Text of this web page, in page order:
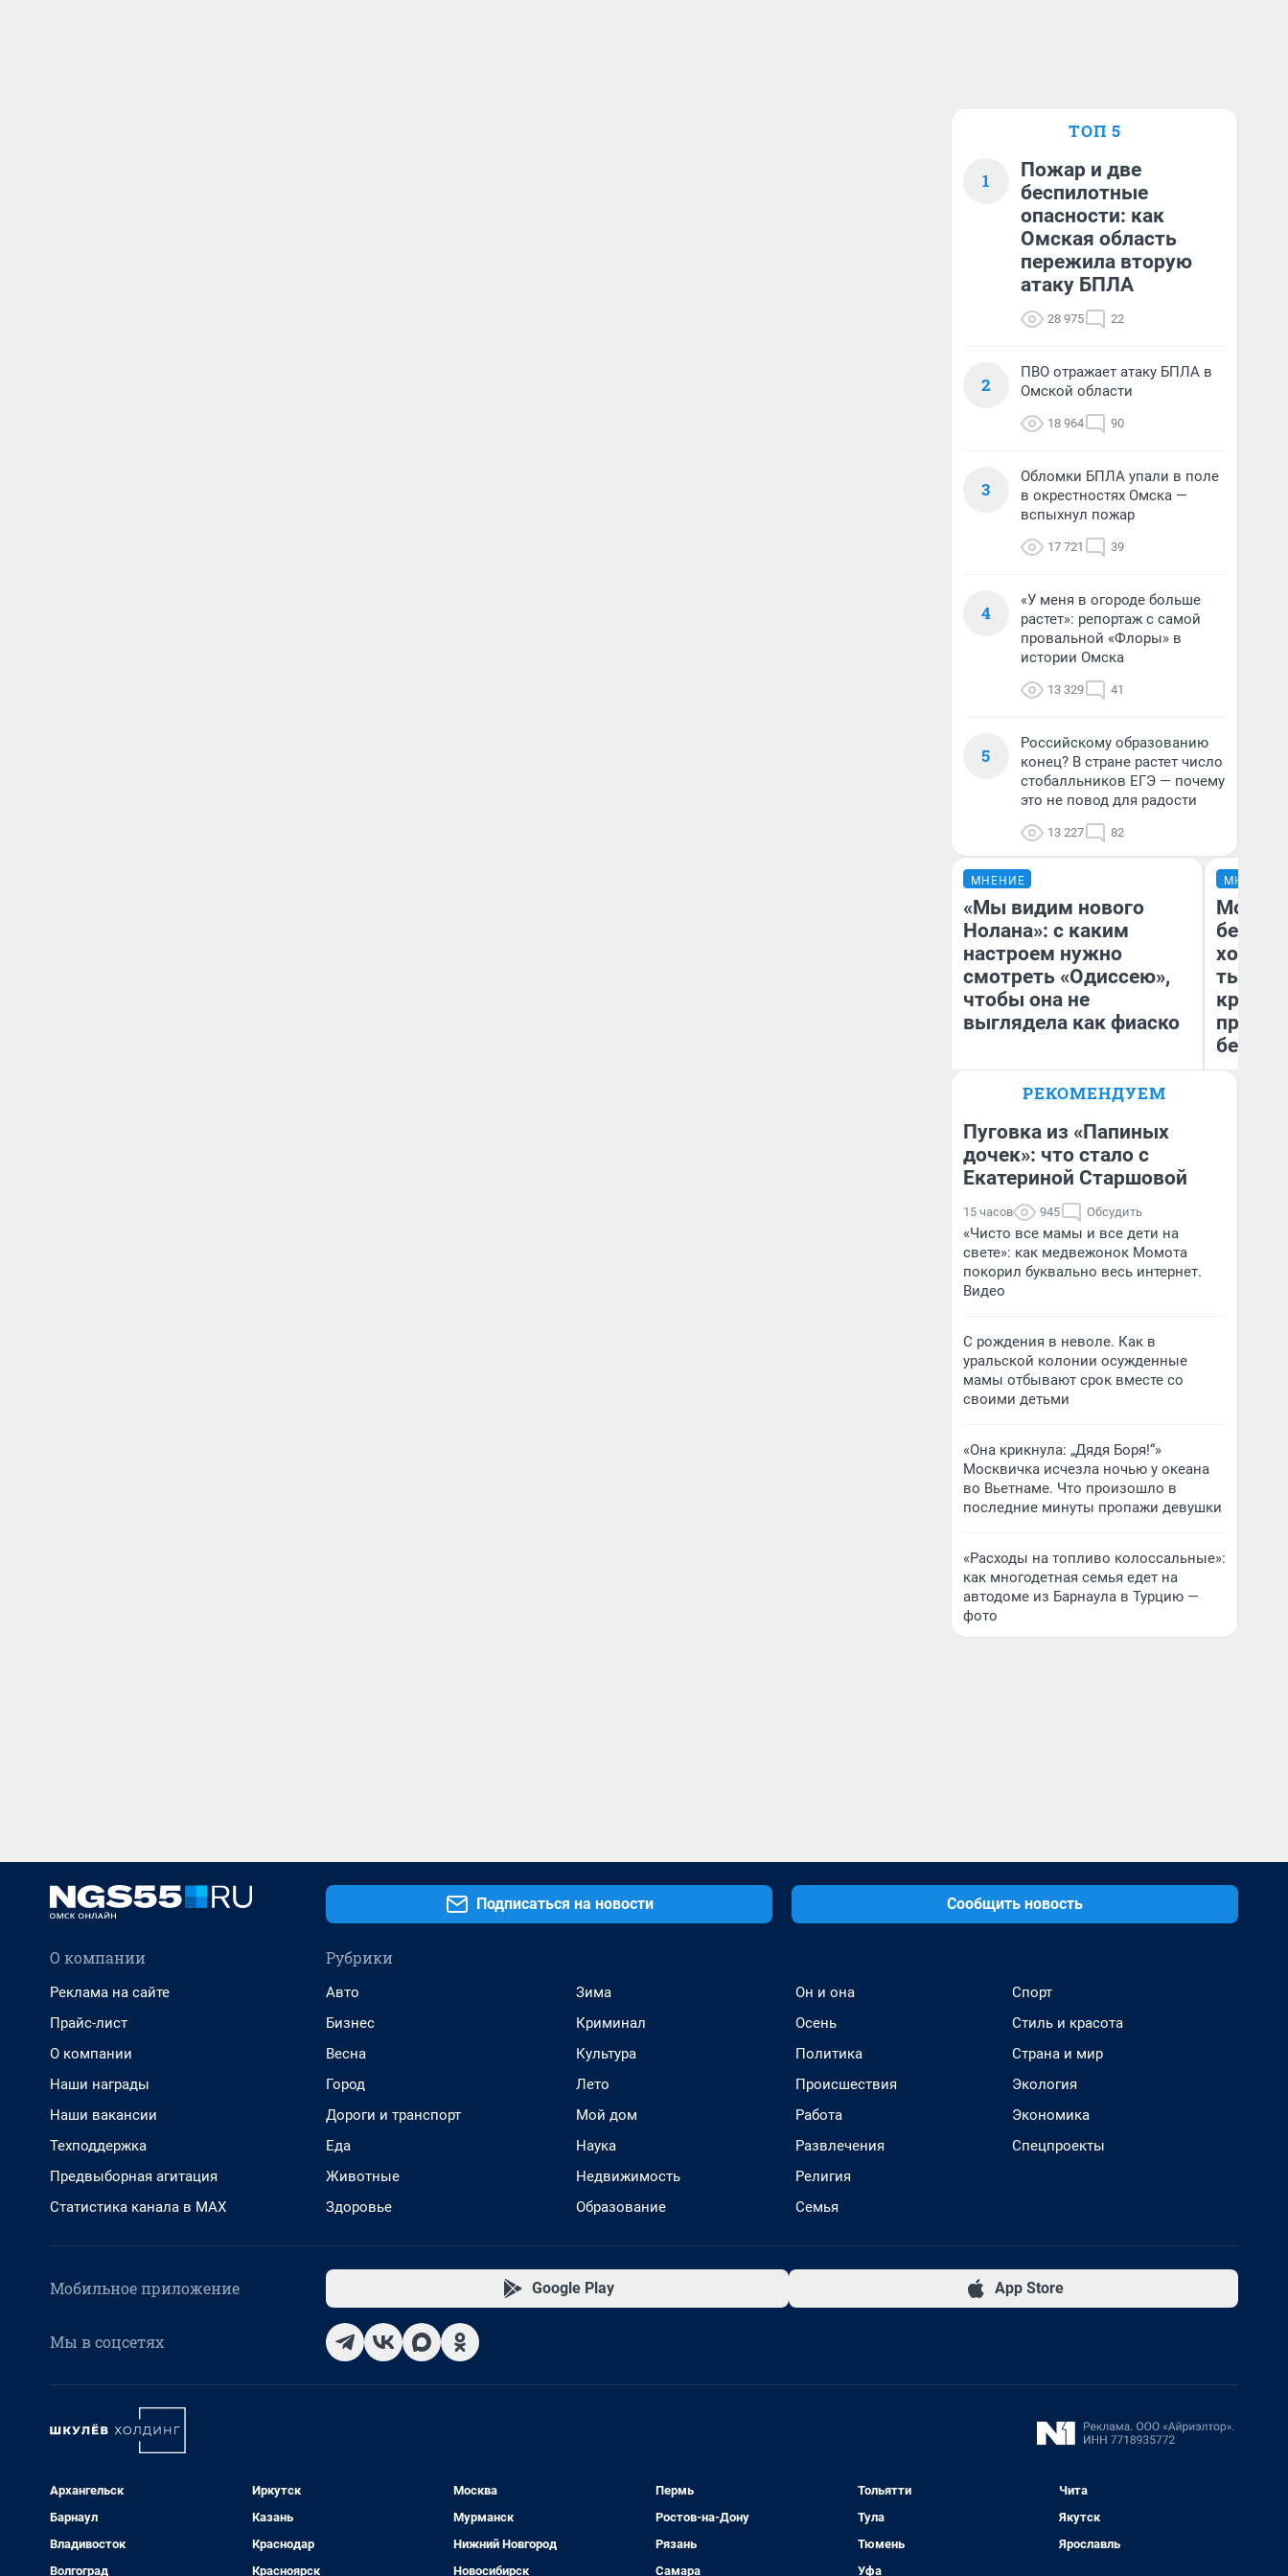
ТОП 5
1
Пожар и две
беспилотные
опасности: как
Омская область
пережила вторую
атаку БПЛА
28 975 22
2
ПВО отражает атаку БПЛА в
Омской области
18 964 90
3
Обломки БПЛА упали в поле
в окрестностях Омска —
вспыхнул пожар
17 721 39
4
«У меня в огороде больше
растет»: репортаж с самой
провальной «Флоры» в
истории Омска
13 329 41
5
Российскому образованию
конец? В стране растет число
стобалльников ЕГЭ — почему
это не повод для радости
13 227 82
МНЕНИЕ
«Мы видим нового
Нолана»: с каким
настроем нужно
смотреть «Одиссею»,
чтобы она не
выглядела как фиаско
Надежда Губарь
МНЕНИЕ
Мой
хотела
тысяч,
РЕКОМЕНДУЕМ
Пуговка из «Папиных
дочек»: что стало с
Екатериной Старшовой
15 часов 945 Обсудить
«Чисто все мамы и все дети на
свете»: как медвежонок Момота
покорил буквально весь интернет.
Видео
С рождения в неволе. Как в
уральской колонии осужденные
мамы отбывают срок вместе со
своими детьми
«Она крикнула: „Дядя Боря!“»
Москвичка исчезла ночью у океана
во Вьетнаме. Что произошло в
последние минуты пропажи девушки
«Расходы на топливо колоссальные»:
как многодетная семья едет на
автодоме из Барнаула в Турцию —
фото
Подписаться на новости Сообщить новость
О компании
Реклама на сайте
Прайс-лист
О компании
Наши награды
Наши вакансии
Техподдержка
Предвыборная агитация
Статистика канала в MAX
Рубрики
Авто
Бизнес
Весна
Город
Дороги и транспорт
Еда
Животные
Здоровье
Зима
Криминал
Культура
Лето
Мой дом
Наука
Недвижимость
Образование
Он и она
Осень
Политика
Происшествия
Работа
Развлечения
Религия
Семья
Спорт
Стиль и красота
Страна и мир
Экология
Экономика
Спецпроекты
Мобильное приложение Google Play App Store
Мы в соцсетях
Архангельск
Барнаул
Владивосток
Волгоград
Иркутск
Казань
Краснодар
Красноярск
Москва
Мурманск
Нижний Новгород
Новосибирск
Пермь
Ростов-на-Дону
Рязань
Самара
Тольятти
Тула
Тюмень
Уфа
Чита
Якутск
Ярославль